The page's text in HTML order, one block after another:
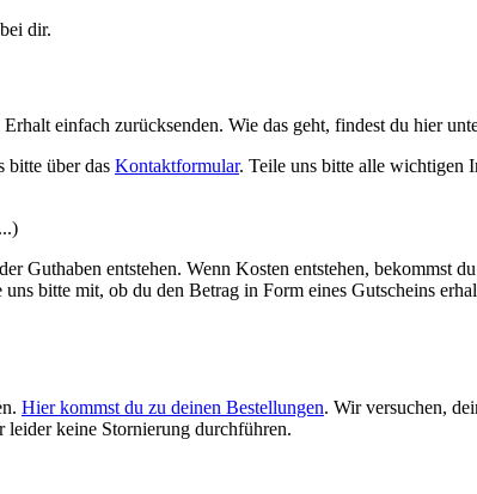
dir.
einfach zurücksenden. Wie das geht, findest du hier
bitte über das Kontaktformular. Teile uns bitte alle wichtigen
Guthaben entstehen. Wenn Kosten entstehen, bekommst
bitte mit, ob du den Betrag in Form eines Gutscheins
Hier kommst du zu deinen Bestellungen. Wir versuchen,
leider keine Stornierung durchführen.